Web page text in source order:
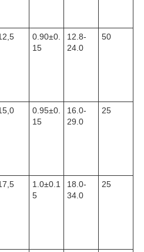
0.90±0.
15
12.8-
24.0
50
0.95±0.
15
16.0-
29.0
25
1.0±0.1
5
18.0-
34.0
25